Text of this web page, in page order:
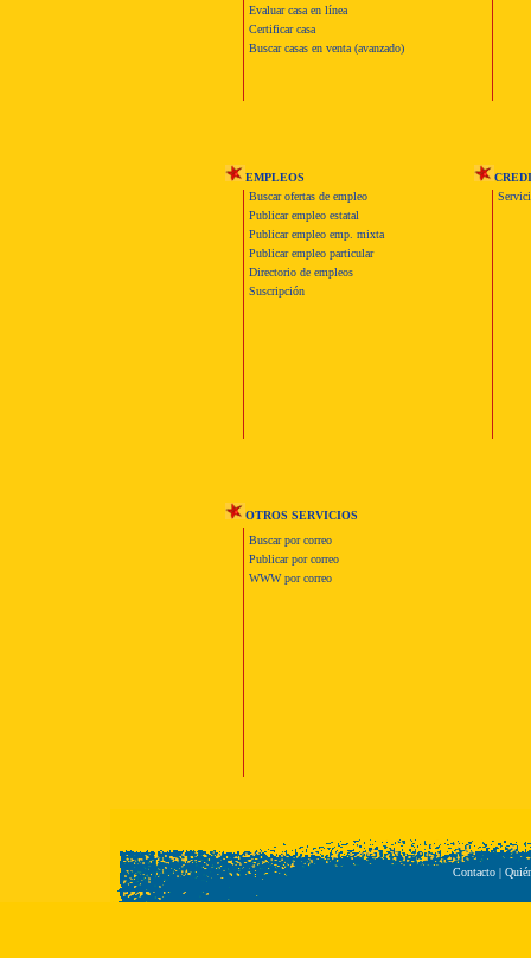
Evaluar casa en línea
Certificar casa
Buscar casas en venta (avanzado)
EMPLEOS
Buscar ofertas de empleo
Publicar empleo estatal
Publicar empleo emp. mixta
Publicar empleo particular
Directorio de empleos
Suscripción
OTROS SERVICIOS
Buscar por correo
Publicar por correo
WWW por correo
Contacto|